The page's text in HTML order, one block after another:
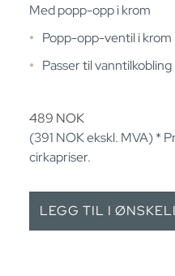
Med popp-opp i krom
Popp-opp-ventil i krom
Passer til
489 NOK
(391 NOKekskl. MVA) *
cirkapriser.
LEGG TIL I